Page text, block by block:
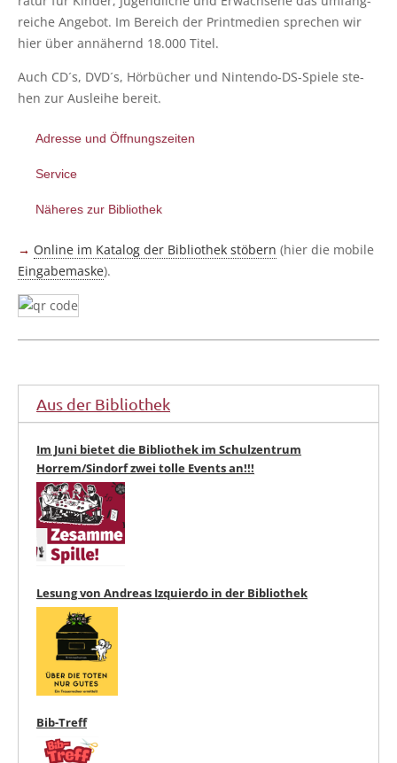
rei­che Ange­bot. Im Bereich der Print­me­di­en spre­chen wir
hier über annä­hernd 18.000 Titel.
Auch CD´s, DVD´s, Hör­bü­cher und Nin­ten­do-DS-Spie­le ste­
hen zur Aus­lei­he bereit.
Adres­se und Öffnungszeiten
Ser­vice
Nähe­res zur Bibliothek
→ Online im Kata­log der Biblio­thek stö­bern (hier die mobi­le
Ein­ga­be­mas­ke).
Aus der Bibliothek
Im Juni bietet die Bibliothek im Schulzentrum
Horrem/Sindorf zwei tolle Events an!!!
Lesung von Andreas Izquierdo in der Bibliothek
Bib-Treff